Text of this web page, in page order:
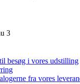
3
besøg i vores udstilling
fra vores